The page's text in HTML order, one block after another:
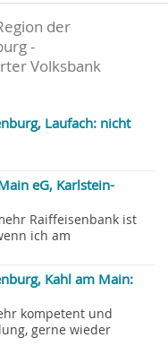
der
-
Volksbank
Laufach: nicht
eG, Karlstein-
Raiffeisenbank ist
ich am
Kahl am Main:
kompetent und
gerne wieder